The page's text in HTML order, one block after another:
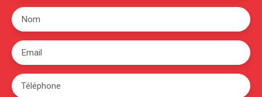
Nom
Email
Téléphone